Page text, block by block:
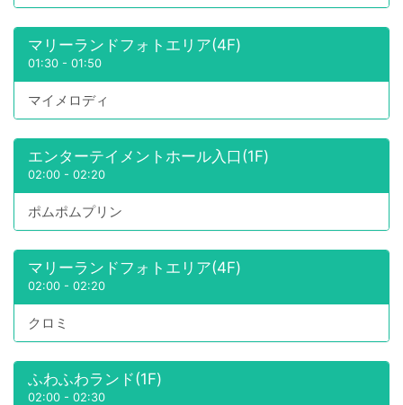
マリーランドフォトエリア(4F)
01:30 - 01:50
マイメロディ
エンターテイメントホール入口(1F)
02:00 - 02:20
ポムポムプリン
マリーランドフォトエリア(4F)
02:00 - 02:20
クロミ
ふわふわランド(1F)
02:00 - 02:30